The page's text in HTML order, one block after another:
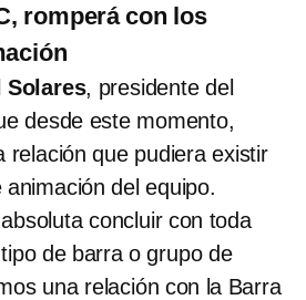
romperá con los
Solares, presidente del
desde este momento,
relación que pudiera existir
del equipo.
concluir con toda
de barra o grupo de
una relación con la Barra